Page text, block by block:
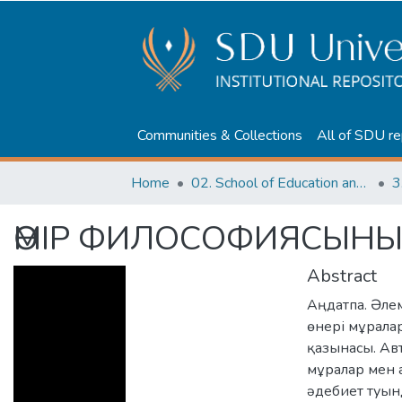
Communities & Collections All of SDU
Home 02. School of Education and humanities
ӨМІР
Abstract
Аңдатпа.
өнері
қазынасы.
мұралар мен
әдебиет